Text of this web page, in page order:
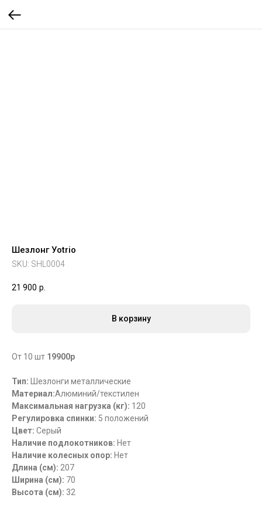
Шезлонг Уotrio
SKU: SHL0004
21 900 р.
В корзину
От 10 шт 19900р
Тип: Шезлонги металлические
Материал:Алюминий/текстилен
Максимальная нагрузка (кг): 120
Регулировка спинки: 5 положений
Цвет: Серый
Наличие подлокотников: Нет
Наличие колесных опор: Нет
Длина (см): 207
Ширина (см): 70
Высота (см): 32